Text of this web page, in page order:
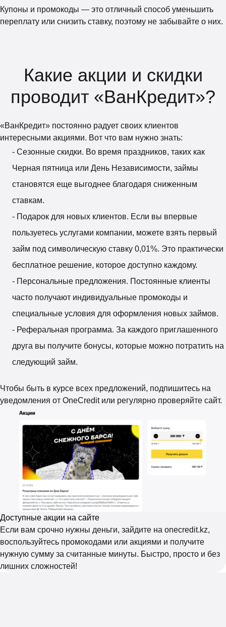
Купоны и промокоды — это отличный способ уменьшить
переплату или снизить ставку, поэтому не забывайте о них.
Какие акции и скидки
проводит «ВанКредит»?
«ВанКредит» постоянно радует своих клиентов
интересными акциями. Вот что вам нужно знать:
- Сезонные скидки. Во время праздников, таких как
Черная пятница или День Независимости, займы
становятся еще выгоднее благодаря сниженным
ставкам.
- Подарок для новых клиентов. Если вы впервые
пользуетесь услугами компании, можете взять первый
займ под символическую ставку 0,01%. Это практически
бесплатное решение, которое доступно каждому.
- Персональные предложения. Постоянные клиенты
часто получают индивидуальные промокоды и
специальные условия для оформления новых займов.
- Реферальная программа. За каждого приглашенного
друга вы получите бонусы, которые можно потратить на
следующий займ.
Чтобы быть в курсе всех предложений, подпишитесь на
уведомления от OneCredit или регулярно проверяйте сайт.
Доступные акции на сайте
Если вам срочно нужны деньги, зайдите на onecredit.kz,
воспользуйтесь промокодами или акциями и получите
нужную сумму за считанные минуты. Быстро, просто и без
лишних сложностей!